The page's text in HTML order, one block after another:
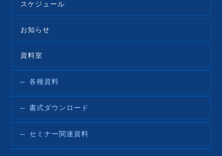
スケジュール
お知らせ
資料室
各種資料
書式ダウンロード
セミナー関連資料